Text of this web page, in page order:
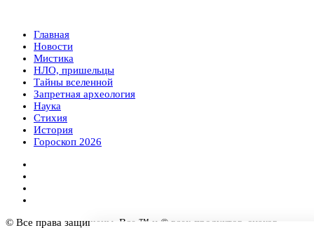
Главная
Новости
Мистика
НЛО, пришельцы
Тайны вселенной
Запретная археология
Наука
Стихия
История
Гороскоп 2026
© Все права защищены. Все ™ и © всех продуктов, знаков,